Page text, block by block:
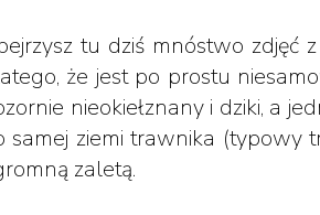
tu dziś mnóstwo zdjęć
że jest po prostu
nieokiełznany i dziki, a
samej ziemi trawnika (typowy
zaletą.